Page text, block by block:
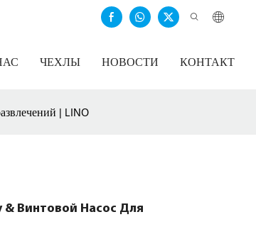
ЧЕХЛЫ НОВОСТИ КОНТАКТ
| LINO
& Винтовой Насос Для